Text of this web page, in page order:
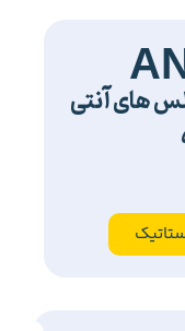
های آنتی